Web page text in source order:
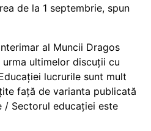
de la 1 septembrie, spun
al Muncii Dragos
urma ultimelor discuții cu
lucrurile sunt mult
față de varianta publicată
/ Sectorul educației este